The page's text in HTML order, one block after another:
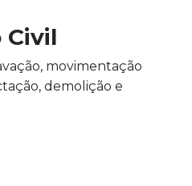
Civil
movimentação
demolição e